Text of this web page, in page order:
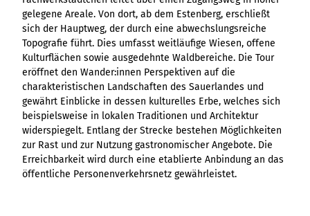
Hambur
ger
Menü -
Variante
3
Hambur
ger
Menü -
Variante
4
Variante 0
Variante 1
Kachel &
Kachelwand
Übersicht
3er-Raster
4er-Raster
Kachel-Slider
Link-Liste
Mediengalerie
Übersicht
Variante 0
Variante 1
Variante 2
Variante 3
Mini-Teaser
Silhouette
Tabelle
Text und
Medien
Ergebnisliste
Ergebnisliste: div
Filter zu Höhen
Ergebnisliste:
individueller Filter
"beste Reisezeit"
Übersicht
Ergebnisliste
Intelligenz trifft
Content Creation:
Der KI-Wizard und
KI-Checker in
one.data
Übersicht
Variante 0
Variante 1
destination.epaper
destination.guestcard
destination.highlight
destination.html
destination.imageclick
destination.language
destination.login
destination.logo
destination.tab
destination.teaserwall
destination.tide
destination.topspot
Übersicht
Variante 0
Variante 1
destination.trilogy
Übersicht
Variante 0
Variante 1
destination.weather
Übersicht
Variante 0
destination.youtube
gelegene Areale. Von dort, ab dem Estenberg, erschließt
sich der Hauptweg, der durch eine abwechslungsreiche
Topografie führt. Dies umfasst weitläufige Wiesen, offene
Kulturflächen sowie ausgedehnte Waldbereiche. Die Tour
eröffnet den Wander:innen Perspektiven auf die
charakteristischen Landschaften des Sauerlandes und
gewährt Einblicke in dessen kulturelles Erbe, welches sich
beispielsweise in lokalen Traditionen und Architektur
widerspiegelt. Entlang der Strecke bestehen Möglichkeiten
zur Rast und zur Nutzung gastronomischer Angebote. Die
Erreichbarkeit wird durch eine etablierte Anbindung an das
öffentliche Personenverkehrsnetz gewährleistet.